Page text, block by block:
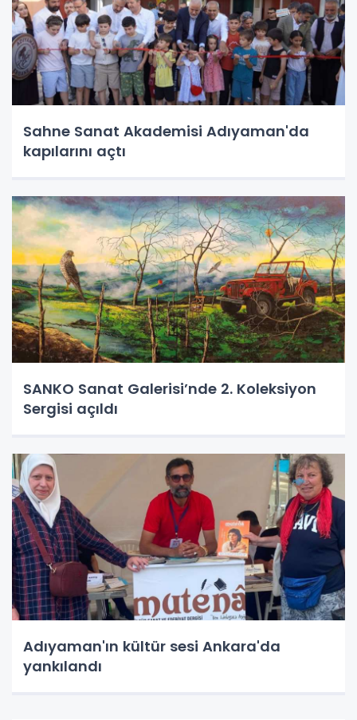
Sahne Sanat Akademisi Adıyaman'da
kapılarını açtı
SANKO Sanat Galerisi’nde 2. Koleksiyon
Sergisi açıldı
Adıyaman'ın kültür sesi Ankara'da
yankılandı